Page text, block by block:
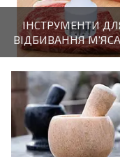
ІНСТРУМЕНТИ
ВІДБИВАННЯ М'ЯСА